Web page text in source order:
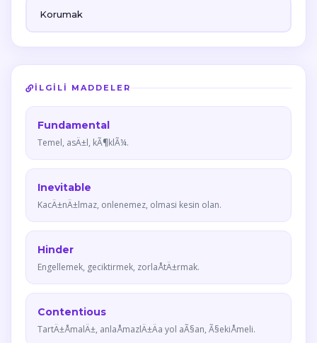
Korumak
İLGILI MADDELER
Fundamental
Temel, asÄ±l, kÃ¶klÃ¼.
Inevitable
KacÄ±nÄ±lmaz, onlenemez, olmasi kesin olan.
Hinder
Engellemek, geciktirmek, zorlaÅtÄ±rmak.
Contentious
TartÄ±ÅmalÄ±, anlaÅmazlÄ±Äa yol aÃ§an, Ã§ekiÅmeli.